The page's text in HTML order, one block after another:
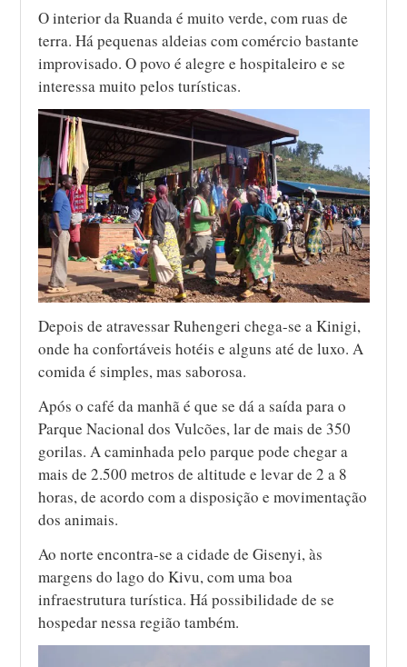
O interior da Ruanda é muito verde, com ruas de
terra. Há pequenas aldeias com comércio bastante
improvisado. O povo é alegre e hospitaleiro e se
interessa muito pelos turísticas.
Depois de atravessar Ruhengeri chega-se a Kinigi,
onde ha confortáveis hotéis e alguns até de luxo. A
comida é simples, mas saborosa.
Após o café da manhã é que se dá a saída para o
Parque Nacional dos Vulcões, lar de mais de 350
gorilas. A caminhada pelo parque pode chegar a
mais de 2.500 metros de altitude e levar de 2 a 8
horas, de acordo com a disposição e movimentação
dos animais.
Ao norte encontra-se a cidade de Gisenyi, às
margens do lago do Kivu, com uma boa
infraestrutura turística. Há possibilidade de se
hospedar nessa região também.